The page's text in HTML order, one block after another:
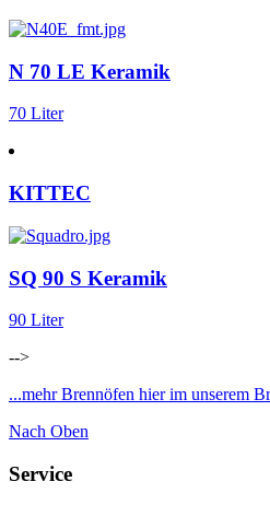
N 70 LE Keramik
70 Liter
KITTEC
SQ 90 S Keramik
90 Liter
-->
...mehr Brennöfen hier im unserem
Nach Oben
Service